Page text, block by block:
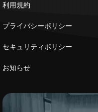
利用規約
プライバシーポリシー
セキュリティポリシー
お知らせ